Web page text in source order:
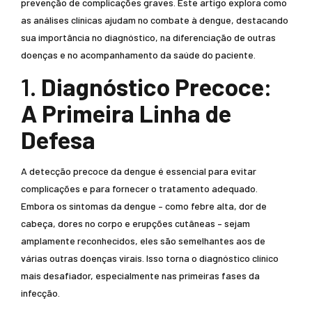
prevenção de complicações graves. Este artigo explora como
as análises clínicas ajudam no combate à dengue, destacando
sua importância no diagnóstico, na diferenciação de outras
doenças e no acompanhamento da saúde do paciente.
1. Diagnóstico Precoce:
A Primeira Linha de
Defesa
A detecção precoce da dengue é essencial para evitar
complicações e para fornecer o tratamento adequado.
Embora os sintomas da dengue – como febre alta, dor de
cabeça, dores no corpo e erupções cutâneas – sejam
amplamente reconhecidos, eles são semelhantes aos de
várias outras doenças virais. Isso torna o diagnóstico clínico
mais desafiador, especialmente nas primeiras fases da
infecção.